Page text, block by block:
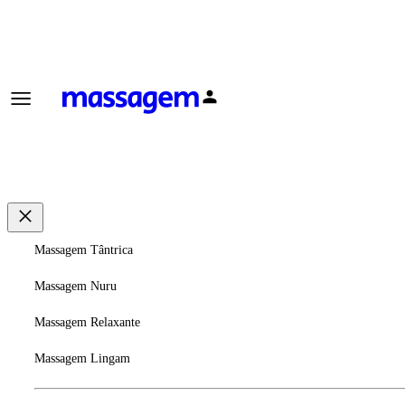
Massagem Tântrica
Massagem Nuru
Massagem Relaxante
Massagem Lingam